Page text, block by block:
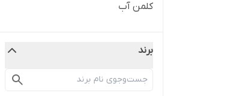
کلمن آب
برند